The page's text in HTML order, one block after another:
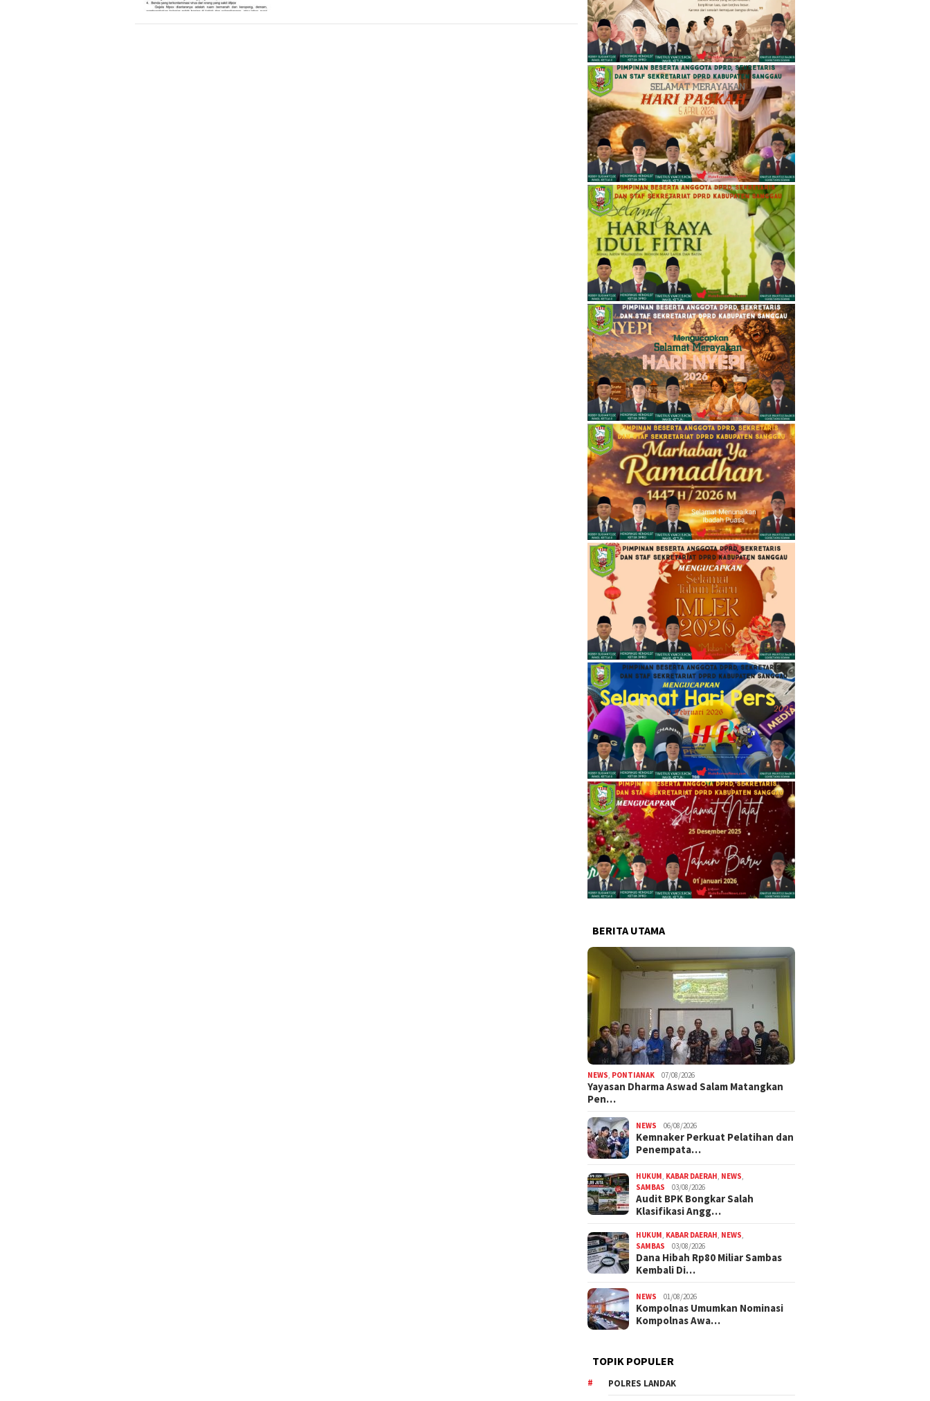
BERITA UTAMA
NEWS PONTIANAK 07/08/2026
Yayasan Dharma Aswad Salam Matangkan
Pen…
NEWS 06/08/2026
Kemnaker Perkuat Pelatihan dan
Penempata…
HUKUM KABAR DAERAH NEWS
SAMBAS
03/08/2026
Audit BPK Bongkar Salah
Klasifikasi Angg…
HUKUM KABAR DAERAH NEWS
SAMBAS
03/08/2026
Dana Hibah Rp80 Miliar Sambas
Kembali Di…
NEWS 01/08/2026
Kompolnas Umumkan Nominasi
Kompolnas Awa…
TOPIK POPULER
POLRES LANDAK